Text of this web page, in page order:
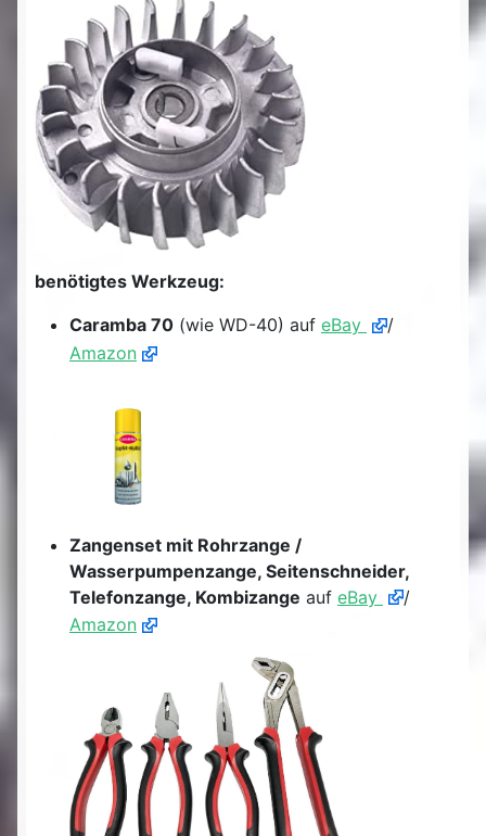
benötigtes Werkzeug:
Caramba 70 (wie WD-40) auf eBay
/
Amazon
Zangenset mit Rohrzange /
Wasserpumpenzange, Seitenschneider,
Telefonzange, Kombizange auf eBay
/
Amazon